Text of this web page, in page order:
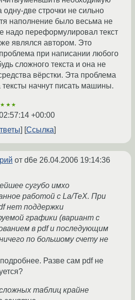
одну-две строчки не сильно
наполнение было весьма не
надо переформулировал текст
же являлся автором. Это
при написании любого
сложного текста и она не
вёрстки. Эта проблема
тексты начнут писать машины.
+00:00
Ссылка
от d6e 26.04.2006 19:14:36
сугубо имхо
работой с La/TeX. При
нет поддержки
графики (вариант с
в pdf и последующим
по большому счету не
Разве сам pdf не
таблиц крайне